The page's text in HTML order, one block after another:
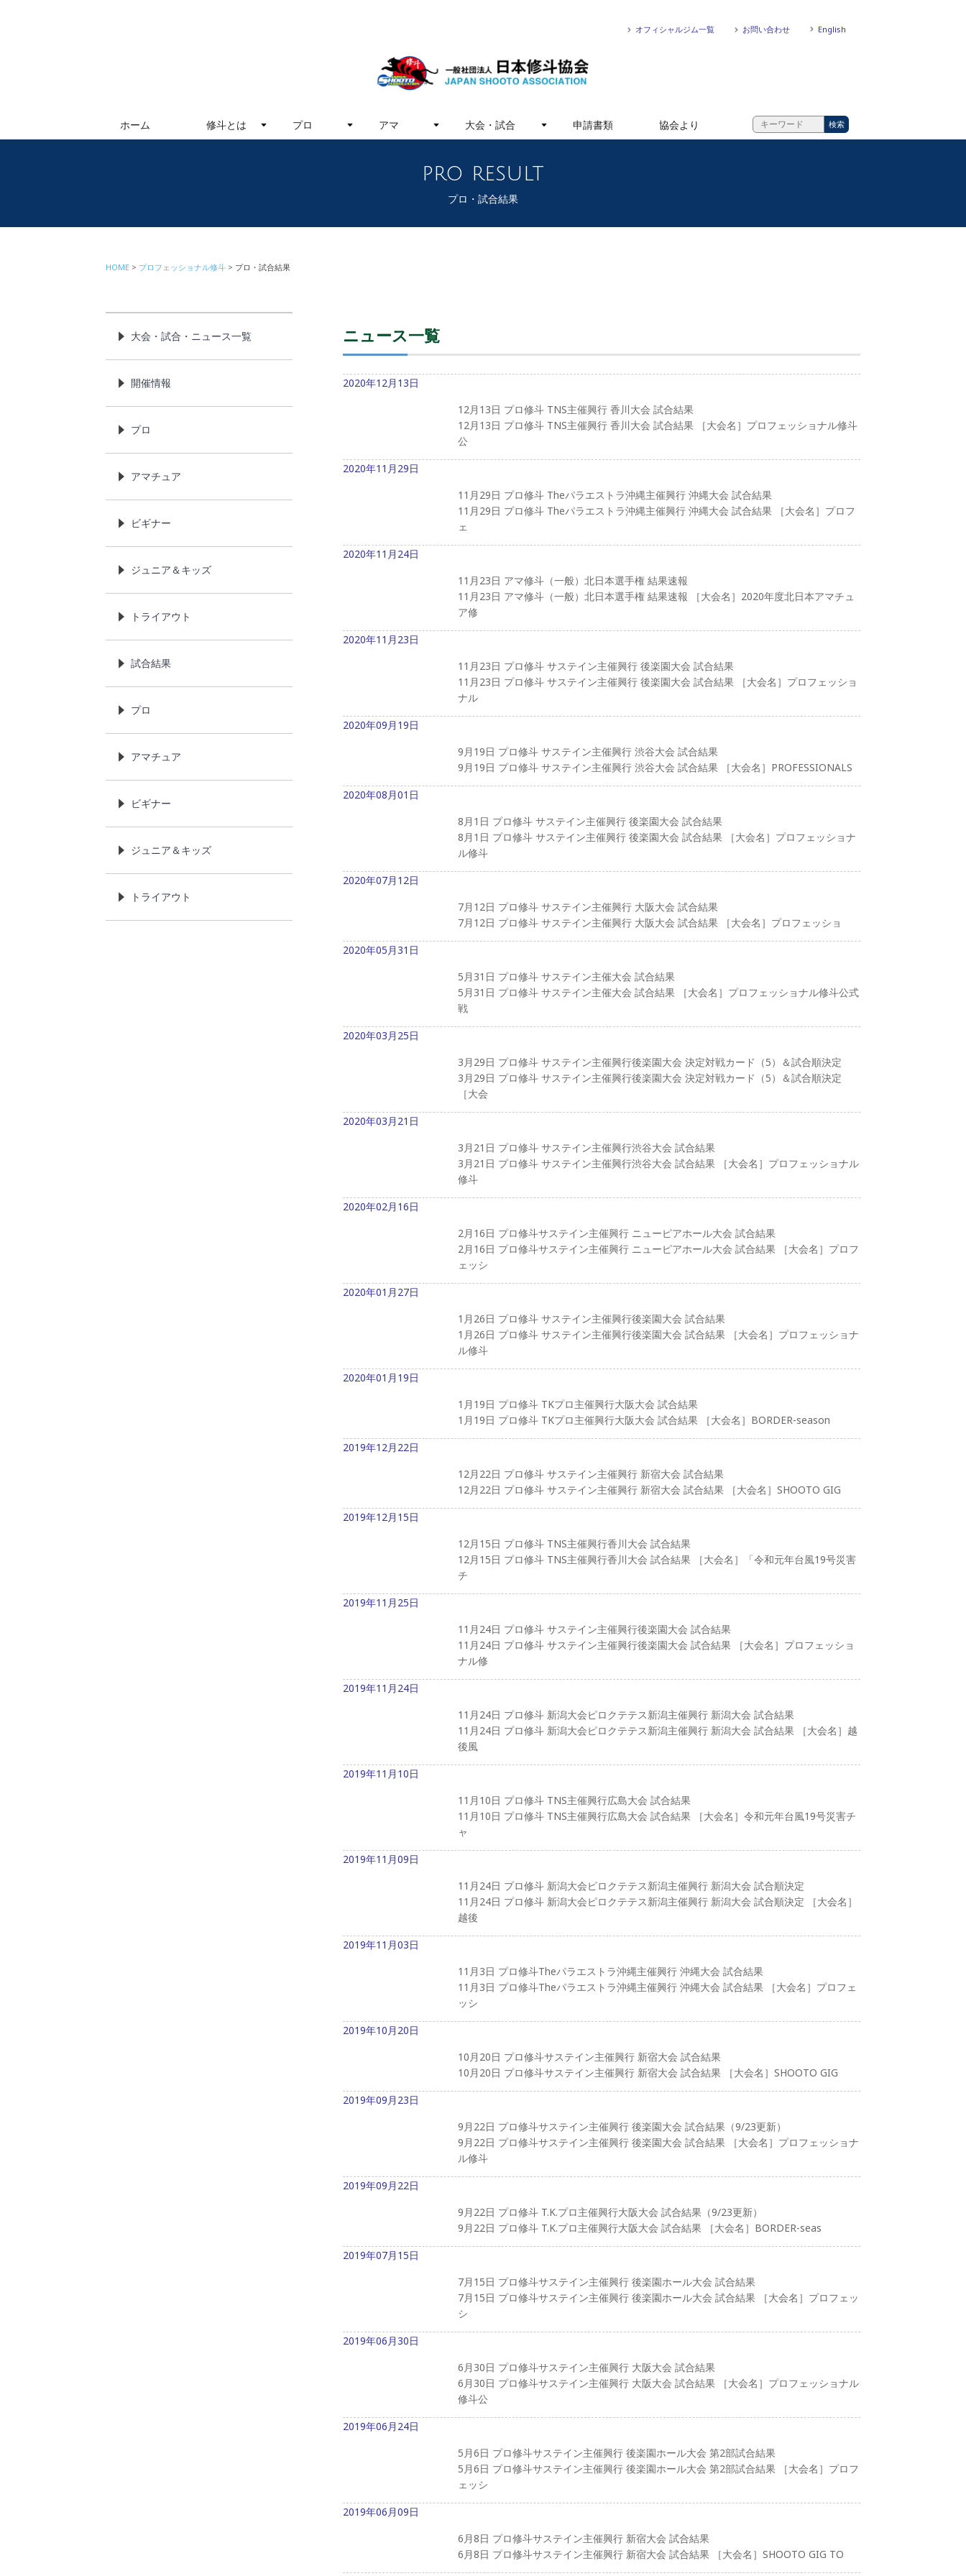
オフィシャルジム一覧 お問い合わせ English
ホーム 修斗とは プロ アマ 大会・試合 申請書類 協会より
pro result
プロ・試合結果
HOME プロフェッショナル修斗 プロ・試合結果
ニュース一覧
2020年12月13日
12月13日 プロ修斗 TNS主催興行 香川大会 試合結果
12月13日 プロ修斗 TNS主催興行 香川大会 試合結果 ［大会名］プロフェッショナル修斗
公
2020年11月29日
11月29日 プロ修斗 Theパラエストラ沖縄主催興行 沖縄大会 試合結果
11月29日 プロ修斗 Theパラエストラ沖縄主催興行 沖縄大会 試合結果 ［大会名］プロフ
ェ
2020年11月24日
11月23日 アマ修斗（一般）北日本選手権 結果速報
11月23日 アマ修斗（一般）北日本選手権 結果速報 ［大会名］2020年度北日本アマチュ
ア修
2020年11月23日
11月23日 プロ修斗 サステイン主催興行 後楽園大会 試合結果
11月23日 プロ修斗 サステイン主催興行 後楽園大会 試合結果 ［大会名］プロフェッショ
ナル
2020年09月19日
9月19日 プロ修斗 サステイン主催興行 渋谷大会 試合結果
9月19日 プロ修斗 サステイン主催興行 渋谷大会 試合結果 ［大会名］PROFESSIONALS
2020年08月01日
8月1日 プロ修斗 サステイン主催興行 後楽園大会 試合結果
8月1日 プロ修斗 サステイン主催興行 後楽園大会 試合結果 ［大会名］プロフェッショナ
ル修斗
2020年07月12日
7月12日 プロ修斗 サステイン主催興行 大阪大会 試合結果
7月12日 プロ修斗 サステイン主催興行 大阪大会 試合結果 ［大会名］プロフェッショ
2020年05月31日
5月31日 プロ修斗 サステイン主催大会 試合結果
5月31日 プロ修斗 サステイン主催大会 試合結果 ［大会名］プロフェッショナル修斗公式
戦
2020年03月25日
3月29日 プロ修斗 サステイン主催興行後楽園大会 決定対戦カード（5）＆試合順決定
3月29日 プロ修斗 サステイン主催興行後楽園大会 決定対戦カード（5）＆試合順決定
［大会
2020年03月21日
3月21日 プロ修斗 サステイン主催興行渋谷大会 試合結果
3月21日 プロ修斗 サステイン主催興行渋谷大会 試合結果 ［大会名］プロフェッショナル
修斗
2020年02月16日
2月16日 プロ修斗サステイン主催興行 ニューピアホール大会 試合結果
2月16日 プロ修斗サステイン主催興行 ニューピアホール大会 試合結果 ［大会名］プロフ
ェッシ
2020年01月27日
1月26日 プロ修斗 サステイン主催興行後楽園大会 試合結果
1月26日 プロ修斗 サステイン主催興行後楽園大会 試合結果 ［大会名］プロフェッショナ
ル修斗
2020年01月19日
1月19日 プロ修斗 TKプロ主催興行大阪大会 試合結果
1月19日 プロ修斗 TKプロ主催興行大阪大会 試合結果 ［大会名］BORDER-season
2019年12月22日
12月22日 プロ修斗 サステイン主催興行 新宿大会 試合結果
12月22日 プロ修斗 サステイン主催興行 新宿大会 試合結果 ［大会名］SHOOTO GIG
2019年12月15日
12月15日 プロ修斗 TNS主催興行香川大会 試合結果
12月15日 プロ修斗 TNS主催興行香川大会 試合結果 ［大会名］「令和元年台風19号災害
チ
2019年11月25日
11月24日 プロ修斗 サステイン主催興行後楽園大会 試合結果
11月24日 プロ修斗 サステイン主催興行後楽園大会 試合結果 ［大会名］プロフェッショ
ナル修
2019年11月24日
11月24日 プロ修斗 新潟大会ピロクテテス新潟主催興行 新潟大会 試合結果
11月24日 プロ修斗 新潟大会ピロクテテス新潟主催興行 新潟大会 試合結果 ［大会名］越
後風
2019年11月10日
11月10日 プロ修斗 TNS主催興行広島大会 試合結果
11月10日 プロ修斗 TNS主催興行広島大会 試合結果 ［大会名］令和元年台風19号災害チ
ャ
2019年11月09日
11月24日 プロ修斗 新潟大会ピロクテテス新潟主催興行 新潟大会 試合順決定
11月24日 プロ修斗 新潟大会ピロクテテス新潟主催興行 新潟大会 試合順決定 ［大会名］
越後
2019年11月03日
11月3日 プロ修斗Theパラエストラ沖縄主催興行 沖縄大会 試合結果
11月3日 プロ修斗Theパラエストラ沖縄主催興行 沖縄大会 試合結果 ［大会名］プロフェ
ッシ
2019年10月20日
10月20日 プロ修斗サステイン主催興行 新宿大会 試合結果
10月20日 プロ修斗サステイン主催興行 新宿大会 試合結果 ［大会名］SHOOTO GIG
2019年09月23日
9月22日 プロ修斗サステイン主催興行 後楽園大会 試合結果（9/23更新）
9月22日 プロ修斗サステイン主催興行 後楽園大会 試合結果 ［大会名］プロフェッショナ
ル修斗
2019年09月22日
9月22日 プロ修斗 T.K.プロ主催興行大阪大会 試合結果（9/23更新）
9月22日 プロ修斗 T.K.プロ主催興行大阪大会 試合結果 ［大会名］BORDER-seas
2019年07月15日
7月15日 プロ修斗サステイン主催興行 後楽園ホール大会 試合結果
7月15日 プロ修斗サステイン主催興行 後楽園ホール大会 試合結果 ［大会名］プロフェッ
シ
2019年06月30日
6月30日 プロ修斗サステイン主催興行 大阪大会 試合結果
6月30日 プロ修斗サステイン主催興行 大阪大会 試合結果 ［大会名］プロフェッショナル
修斗公
2019年06月24日
5月6日 プロ修斗サステイン主催興行 後楽園ホール大会 第2部試合結果
5月6日 プロ修斗サステイン主催興行 後楽園ホール大会 第2部試合結果 ［大会名］プロフ
ェッシ
2019年06月09日
6月8日 プロ修斗サステイン主催興行 新宿大会 試合結果
6月8日 プロ修斗サステイン主催興行 新宿大会 試合結果 ［大会名］SHOOTO GIG TO
大会・試合・ニュース一覧
開催情報
プロ
アマチュア
ビギナー
ジュニア＆キッズ
トライアウト
試合結果
プロ
アマチュア
ビギナー
ジュニア＆キッズ
トライアウト